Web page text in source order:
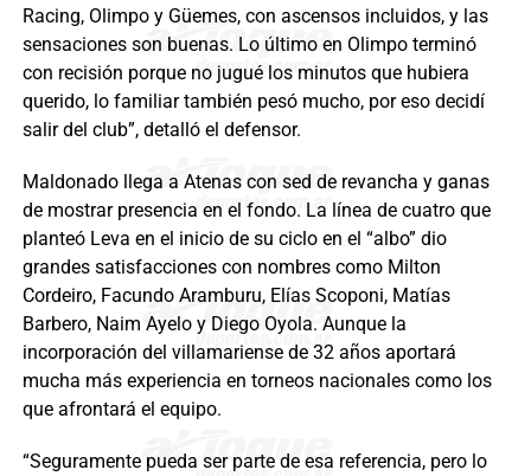
Racing, Olimpo y Güemes, con ascensos incluidos, y las
sensaciones son buenas. Lo último en Olimpo terminó
con recisión porque no jugué los minutos que hubiera
querido, lo familiar también pesó mucho, por eso decidí
salir del club”, detalló el defensor.
Maldonado llega a Atenas con sed de revancha y ganas
de mostrar presencia en el fondo. La línea de cuatro que
planteó Leva en el inicio de su ciclo en el “albo” dio
grandes satisfacciones con nombres como Milton
Cordeiro, Facundo Aramburu, Elías Scoponi, Matías
Barbero, Naim Ayelo y Diego Oyola. Aunque la
incorporación del villamariense de 32 años aportará
mucha más experiencia en torneos nacionales como los
que afrontará el equipo.
“Seguramente pueda ser parte de esa referencia, pero lo